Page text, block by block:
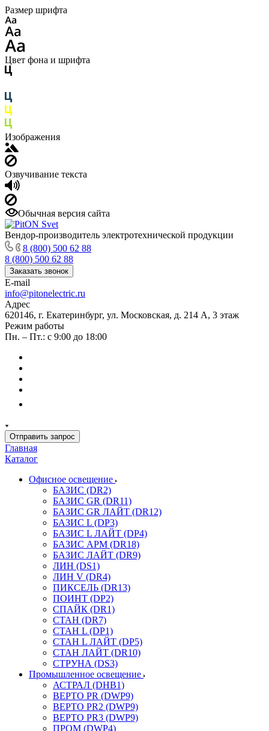
Размер шрифта
Цвет фона и шрифта
Изображения
Озвучивание текста
Обычная версия сайта
Вендор-производитель электротехнической продукции
8 (800) 500 62 88
8 (800) 500 62 88
Заказать звонок
E-mail
info@pitonelectric.ru
Адрес
620146, г. Екатеринбург, ул. Московская, д. 214 А, 3 этаж
Режим работы
Пн. – Пт.: с 9:00 до 18:00
Отправить запрос
Главная
Каталог
Офисное освещение
БАЗИС (DR2)
БАЗИС GR (DR11)
БАЗИС GR ЛАЙТ (DR12)
БАЗИС L (DP3)
БАЗИС L ЛАЙТ (DP4)
БАЗИС АРМ (DR18)
БАЗИС ЛАЙТ (DR9)
ЛИН (DS1)
ЛИН V (DR4)
ПИКСЕЛЬ (DR13)
ПОИНТ (DP2)
СПАЙК (DR1)
СТАН (DR7)
СТАН L (DP1)
СТАН L ЛАЙТ (DP5)
СТАН ЛАЙТ (DR10)
СТРУНА (DS3)
Промышленное освещение
АСТРАЛ (DHB1)
ВЕРТО PR (DWP9)
ВЕРТО PR2 (DWP9)
ВЕРТО PR3 (DWP9)
ПРОМ (DWP4)